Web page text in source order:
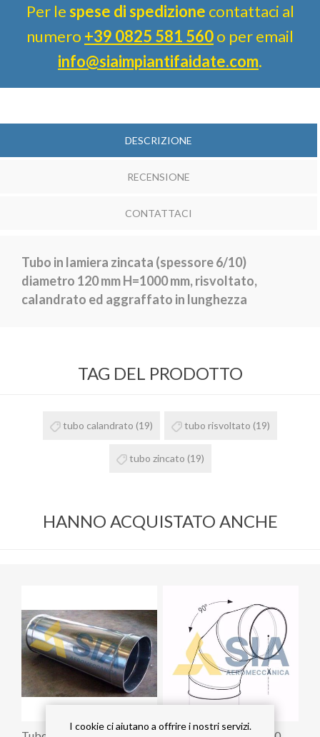
Per lespese di spedizione contattaci al
numero +39 0825 581 560o per email
info@siaimpiantifaidate.com.
DESCRIZIONE
RECENSIONE
CONTATTACI
Tubo in lamiera zincata (spessore 6/10)
diametro 120 mm H=1000 mm, risvoltato,
calandrato ed aggraffato in lunghezza
TAG DEL PRODOTTO
tubo calandrato (19) tubo risvoltato (19)
tubo zincato (19)
HANNO ACQUISTATO ANCHE
I cookie ci aiutano a offrire i nostri servizi.